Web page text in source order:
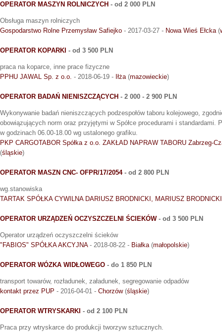
OPERATOR MASZYN ROLNICZYCH - od 2 000 PLN
Obsługa maszyn rolniczych
Gospodarstwo Rolne Przemysław Safiejko - 2017-03-27 - Nowa Wieś Ełcka(
OPERATOR KOPARKI - od 3 500 PLN
praca na koparce, inne prace fizyczne
PPHU JAWAL Sp. z o.o. - 2018-06-19 - Iłża(mazowieckie)
OPERATOR BADAŃ NIENISZCZĄCYCH - 2 000 - 2 900 PLN
Wykonywanie badań nieniszczących podzespołów taboru kolejowego,
obowiązujących norm oraz przyjętymi w Spółce procedurami i standardami.
w godzinach 06.00-18.00 wg ustalonego grafiku.
PKP CARGOTABOR Spółka z o.o. ZAKŁAD NAPRAW TABORU Zabrzeg-
(śląskie)
OPERATOR MASZN CNC- OFPR/17/2054- od 2 800 PLN
wg.stanowiska
TARTAK SPÓŁKA CYWILNA DARIUSZ BRODNICKI, MARIUSZ BRODNICKI
OPERATOR URZĄDZEŃ OCZYSZCZELNI ŚCIEKÓW- od 3 500 PLN
Operator urządzeń oczyszczelni ścieków
"FABIOS" SPÓŁKA AKCYJNA- 2018-08-22 - Białka(małopolskie)
OPERATOR WÓZKA WIDŁOWEGO - do 1 850 PLN
transport towarów, rozładunek, załadunek, segregowanie odpadów
kontakt przez PUP - 2016-04-01 - Chorzów(śląskie)
OPERATOR WTRYSKARKI - od 2 100 PLN
Praca przy wtryskarce do produkcji tworzyw sztucznych.